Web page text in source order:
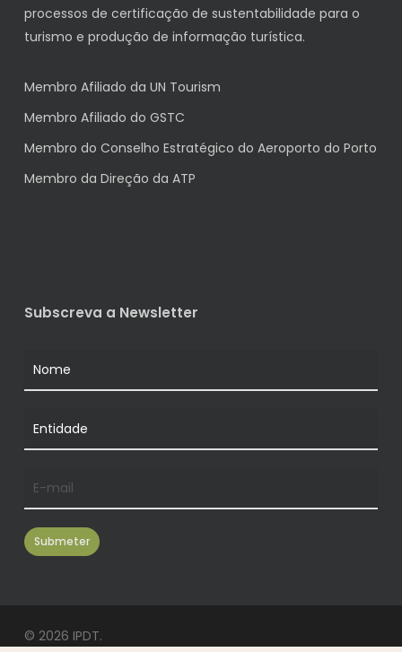
processos de certificação de sustentabilidade para o
turismo e produção de informação turística.
Membro Afiliado da UN Tourism
Membro Afiliado do GSTC
Membro do Conselho Estratégico do Aeroporto do Porto
Membro da Direção da ATP
Subscreva a Newsletter
© 2026 IPDT.